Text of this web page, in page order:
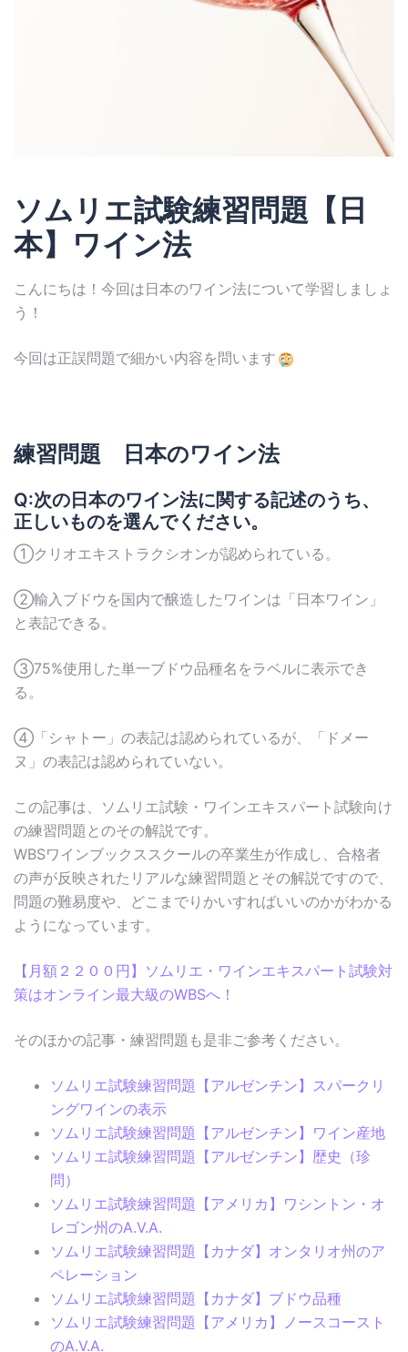
ソムリエ試験練習問題【日
本】ワイン法
こんにちは！今回は日本のワイン法について学習しましょ
う！
今回は正誤問題で細かい内容を問います
練習問題 日本のワイン法
Q:次の日本のワイン法に関する記述のうち、
正しいものを選んでください。
①クリオエキストラクシオンが認められている。
②輸入ブドウを国内で醸造したワインは「日本ワイン」
と表記できる。
③75%使用した単一ブドウ品種名をラベルに表示でき
る。
④「シャトー」の表記は認められているが、「ドメー
ヌ」の表記は認められていない。
この記事は、ソムリエ試験・ワインエキスパート試験向け
の練習問題とのその解説です。
WBSワインブックススクールの卒業生が作成し、合格者
の声が反映されたリアルな練習問題とその解説ですので、
問題の難易度や、どこまでりかいすればいいのかがわかる
ようになっています。
【月額２２００円】ソムリエ・ワインエキスパート試験対
策はオンライン最大級のWBSへ！
そのほかの記事・練習問題も是非ご参考ください。
ソムリエ試験練習問題【アルゼンチン】スパークリ
ングワインの表示
ソムリエ試験練習問題【アルゼンチン】ワイン産地
ソムリエ試験練習問題【アルゼンチン】歴史（珍
問）
ソムリエ試験練習問題【アメリカ】ワシントン・オ
レゴン州のA.V.A.
ソムリエ試験練習問題【カナダ】オンタリオ州のア
ペレーション
ソムリエ試験練習問題【カナダ】ブドウ品種
ソムリエ試験練習問題【アメリカ】ノースコースト
のA.V.A.